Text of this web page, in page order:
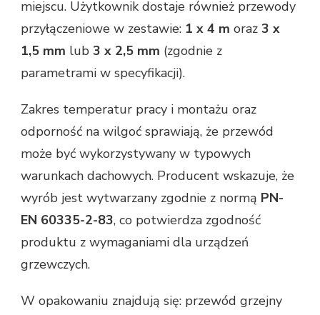
miejscu. Użytkownik dostaje również przewody
przyłączeniowe w zestawie: 1 x 4 m oraz 3 x
1,5 mm lub 3 x 2,5 mm (zgodnie z
parametrami w specyfikacji).
Zakres temperatur pracy i montażu oraz
odporność na wilgoć sprawiają, że przewód
może być wykorzystywany w typowych
warunkach dachowych. Producent wskazuje, że
wyrób jest wytwarzany zgodnie z normą PN-
EN 60335-2-83, co potwierdza zgodność
produktu z wymaganiami dla urządzeń
grzewczych.
W opakowaniu znajdują się: przewód grzejny